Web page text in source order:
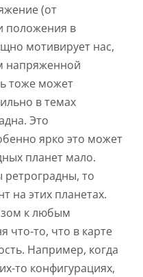
(от
положения в
мотивирует нас,
напряженной
тоже может
в темах
Это
ярко это может
планет мало.
ретроградны, то
на этих планетах.
к любым
что-то, что в карте
Например, когда
то конфигурациях,